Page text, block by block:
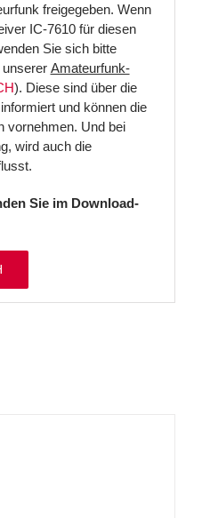
freigegeben. Wenn
IC-7610 für diesen
Sie sich bitte
Amateurfunk-
). Diese sind über die
und können die
vornehmen. Und bei
wird auch die
Sie im Download-